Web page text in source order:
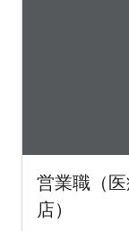
営業職（
店）